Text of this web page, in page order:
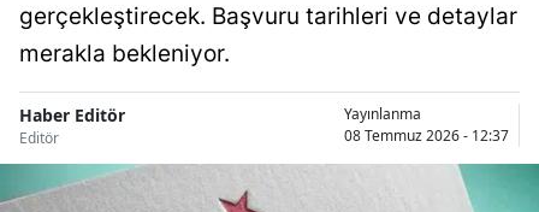
Bilecik
Bingöl
Bitlis
gerçekleştirecek. Başvuru tarihleri ve detaylar
merakla bekleniyor.
Haber Editör
Editör
Yayınlanma
08 Temmuz 2026 - 12:37